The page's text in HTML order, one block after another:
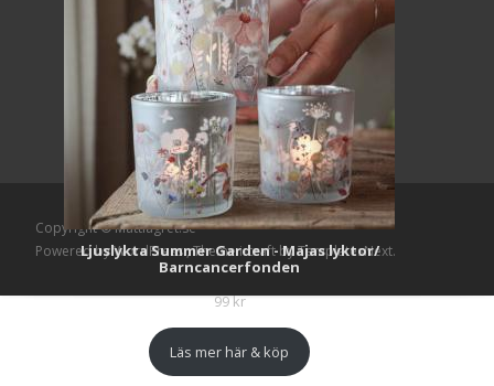
Ljuslykta Summer Garden - Majas lyktor/
Barncancerfonden
99kr
Läs mer här & köp
Copyright © Mattlagret.se
Powered by WordPress, Themei-craftby TemplatesNext.